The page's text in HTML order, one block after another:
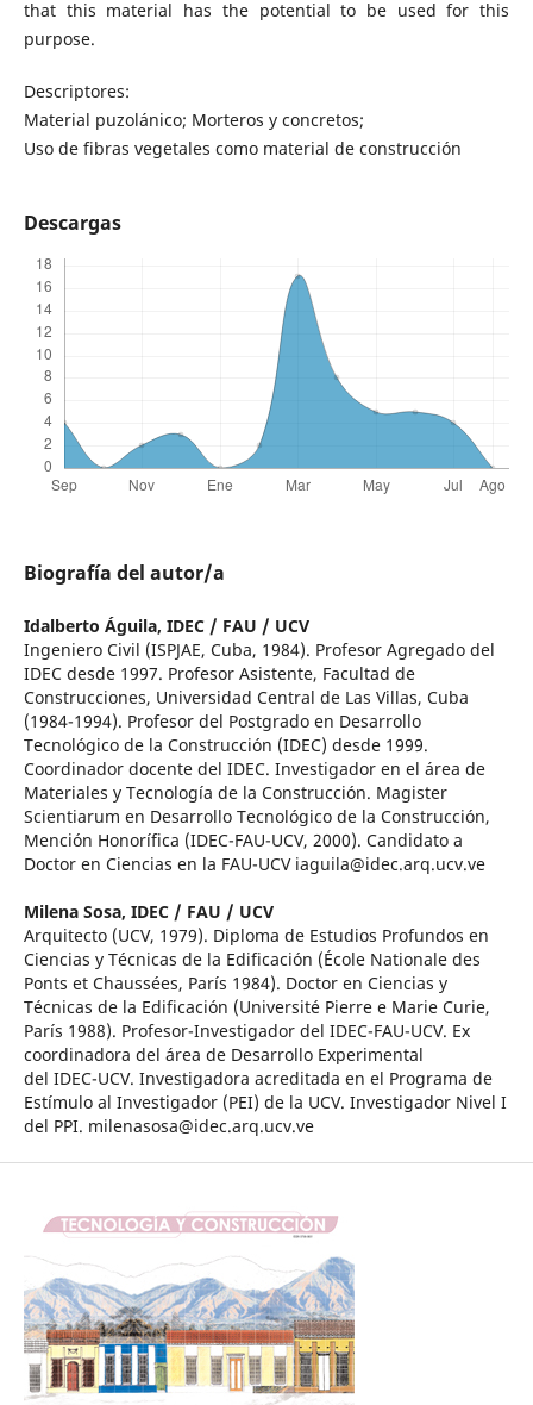
that this material has the potential to be used for this
purpose.
Descriptores:
Material puzolánico; Morteros y concretos;
Uso de fibras vegetales como material de construcción
Descargas
Biografía del autor/a
Idalberto Águila, IDEC / FAU / UCV
Ingeniero Civil (ISPJAE, Cuba, 1984). Profesor Agregado del
IDEC desde 1997. Profesor Asistente, Facultad de
Construcciones, Universidad Central de Las Villas, Cuba
(1984-1994). Profesor del Postgrado en Desarrollo
Tecnológico de la Construcción (IDEC) desde 1999.
Coordinador docente del IDEC. Investigador en el área de
Materiales y Tecnología de la Construcción. Magister
Scientiarum en Desarrollo Tecnológico de la Construcción,
Mención Honorífica (IDEC-FAU-UCV, 2000). Candidato a
Doctor en Ciencias en la FAU-UCV iaguila@idec.arq.ucv.ve
Milena Sosa, IDEC / FAU / UCV
Arquitecto (UCV, 1979). Diploma de Estudios Profundos en
Ciencias y Técnicas de la Edificación (École Nationale des
Ponts et Chaussées, París 1984). Doctor en Ciencias y
Técnicas de la Edificación (Université Pierre e Marie Curie,
París 1988). Profesor-Investigador del IDEC-FAU-UCV. Ex
coordinadora del área de Desarrollo Experimental
del IDEC-UCV. Investigadora acreditada en el Programa de
Estímulo al Investigador (PEI) de la UCV. Investigador Nivel I
del PPI. milenasosa@idec.arq.ucv.ve